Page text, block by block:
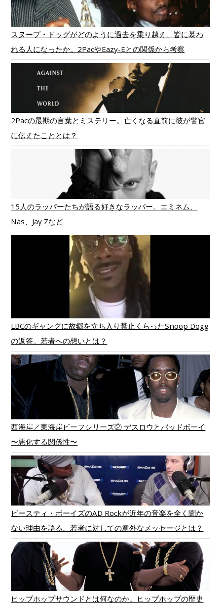
スヌープ・ドッグがどのように過去を乗り越え、皆に慕わ
れる人になったか。2PacやEazy-Eとの関係から考察
2Pacの最期の言葉とミステリー。亡くなる直前に彼が警官
に伝えたこととは？
15人のラッパーたちが語る好きなラッパー。エミネム、
Nas、Jay Zなど
LBCのギャングに故郷を立ち入り禁止くらったSnoop Dogg
の返答。若者への想いとは？
西海岸／東海岸ビーフシリーズ② デスロウとバッドボーイ
〜悪化する関係性〜
ビースティ・ボーイズのAD Rockが近年の音楽を全く聞か
ない理由を語る。若者に対しての意外なメッセージとは？
ヒップホップサウンドとは何なのか。ヒップホップの歴史